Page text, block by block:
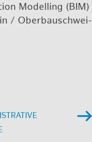
Mo­del­ling (BIM)
/ Ober­bau­schwei­